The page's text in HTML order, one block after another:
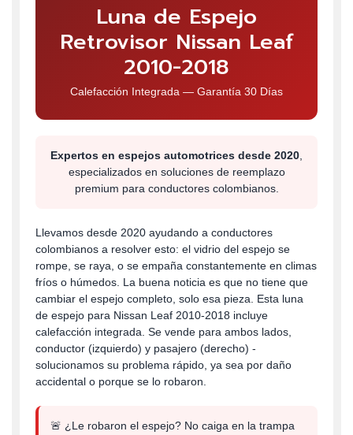
Luna de Espejo
Retrovisor Nissan Leaf
2010-2018
Calefacción Integrada — Garantía 30 Días
Expertos en espejos automotrices desde 2020,
especializados en soluciones de reemplazo
premium para conductores colombianos.
Llevamos desde 2020 ayudando a conductores
colombianos a resolver esto: el vidrio del espejo se
rompe, se raya, o se empaña constantemente en climas
fríos o húmedos. La buena noticia es que no tiene que
cambiar el espejo completo, solo esa pieza. Esta luna
de espejo para Nissan Leaf 2010-2018 incluye
calefacción integrada. Se vende para ambos lados,
conductor (izquierdo) y pasajero (derecho) -
solucionamos su problema rápido, ya sea por daño
accidental o porque se lo robaron.
🚨 ¿Le robaron el espejo? No caiga en la trampa